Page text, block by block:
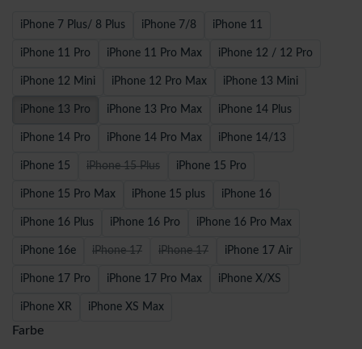
iPhone 7 Plus/ 8 Plus iPhone 7/8 iPhone 11
iPhone 11 Pro iPhone 11 Pro Max iPhone 12 / 12 Pro
iPhone 12 Mini iPhone 12 Pro Max iPhone 13 Mini
iPhone 13 Pro iPhone 13 Pro Max iPhone 14 Plus
iPhone 14 Pro iPhone 14 Pro Max iPhone 14/13
iPhone 15 iPhone 15 Plus iPhone 15 Pro
iPhone 15 Pro Max iPhone 15 plus iPhone 16
iPhone 16 Plus iPhone 16 Pro iPhone 16 Pro Max
iPhone 16e iPhone 17 iPhone 17 iPhone 17 Air
iPhone 17 Pro iPhone 17 Pro Max iPhone X/XS
iPhone XR iPhone XS Max
Farbe